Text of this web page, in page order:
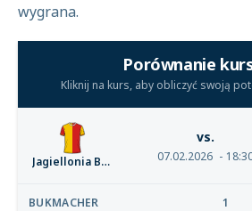
wygrana.
Porównanie
Kliknij na kurs, aby obliczyć swoją
Jagiellonia Białystok
vs.
07.02.2026
BUKMACHER 1